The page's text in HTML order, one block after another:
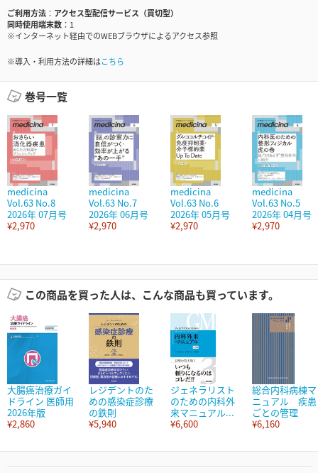
ご利用方法
アクセス型配信サービス（買切型）
同時使用端末数
1
※インターネット経由でのWEBブラウザによるアクセス参照
※導入・利用方法の詳細はこちら
巻号一覧
medicina
Vol.63 No.8
2026年 07月号
¥2,970
medicina
Vol.63 No.7
2026年 06月号
¥2,970
medicina
Vol.63 No.6
2026年 05月号
¥2,970
medicina
Vol.63 No.5
2026年 04月号
¥2,970
この商品を買った人は、こんな商品も買っています。
大腸癌治療ガイ
ドライン 医師用
2026年版
¥2,860
レジデントのた
めの感染症診療
の鉄則
¥5,940
ジェネラリスト
のための内科外
来マニュアル...
¥6,600
総合内科病棟マ
ニュアル 疾患
ごとの管理
¥6,160